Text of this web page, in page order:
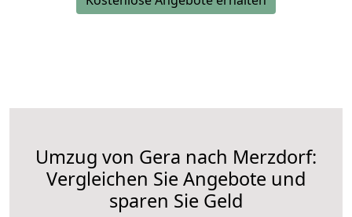
Umzug von Gera nach Merzdorf:
Vergleichen Sie Angebote und
sparen Sie Geld